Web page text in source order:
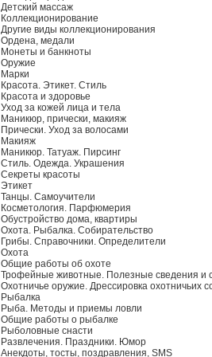
Детский массаж
Коллекционирование
Другие виды коллекционирования
Ордена, медали
Монеты и банкноты
Оружие
Марки
Красота. Этикет. Стиль
Красота и здоровье
Уход за кожей лица и тела
Маникюр, прически, макияж
Прически. Уход за волосами
Макияж
Маникюр. Татуаж. Пирсинг
Стиль. Одежда. Украшения
Секреты красоты
Этикет
Танцы. Самоучители
Косметология. Парфюмерия
Обустройство дома, квартиры
Охота. Рыбалка. Собирательство
Грибы. Справочники. Определители
Охота
Общие работы об охоте
Трофейные животные. Полезные сведения и
Охотничье оружие. Дрессировка охотничьих
Рыбалка
Рыба. Методы и приемы ловли
Общие работы о рыбалке
Рыболовные снасти
Развлечения. Праздники. Юмор
Анекдоты, тосты, поздравления, SMS